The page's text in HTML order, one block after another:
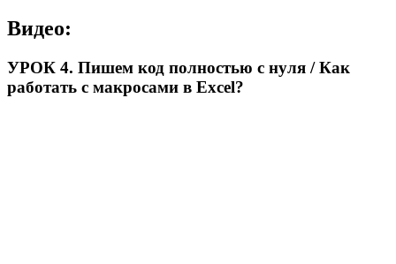
Видео:
УРОК 4. Пишем код полностью с нуля / Как
работать с макросами в Excel?